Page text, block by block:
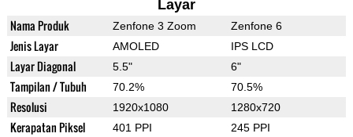
Layar
Nama Produk Zenfone 3 Zoom Zenfone 6
Jenis Layar AMOLED IPS LCD
Layar Diagonal 5.5" 6"
Tampilan / Tubuh 70.2% 70.5%
Resolusi 1920x1080 1280x720
Kerapatan Piksel 401 PPI 245 PPI